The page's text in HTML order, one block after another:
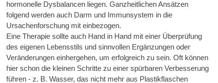
hormonelle Dysbalancen liegen. Ganzheitlichen Ansätzen
folgend werden auch Darm und Immunsystem in die
Ursachenforschung mit einbezogen.
Eine Therapie sollte auch Hand in Hand mit einer Überprüfung
des eigenen Lebensstils und sinnvollen Ergänzungen oder
Veränderungen einhergehen, um erfolgreich zu sein. Oft können
hier schon die kleinen Schritte zu einer spürbaren Verbesserung
führen - z. B. Wasser, das nicht mehr aus Plastikflaschen